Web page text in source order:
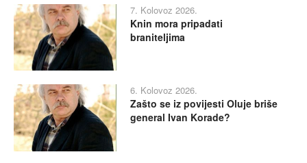
7. Kolovoz 2026.
Knin mora pripadati
braniteljima
6. Kolovoz 2026.
Zašto se iz povijesti Oluje briše
general Ivan Korade?